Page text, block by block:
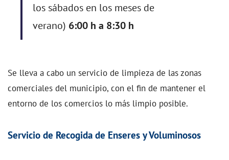
los sábados en los meses de
verano) 6:00 h a 8:30 h
Se lleva a cabo un servicio de limpieza de las zonas
comerciales del municipio, con el fin de mantener el
entorno de los comercios lo más limpio posible.
Servicio de Recogida de Enseres y Voluminosos